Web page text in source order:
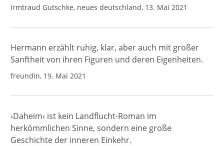
Irmtraud Gutschke, neues deutschland, 13. Mai 2021
Hermann erzählt ruhig, klar, aber auch mit großer
Sanftheit von ihren Figuren und deren Eigenheiten.
freundin, 19. Mai 2021
›Daheim‹ ist kein Landflucht-Roman im
herkömmlichen Sinne, sondern eine große
Geschichte der inneren Einkehr.